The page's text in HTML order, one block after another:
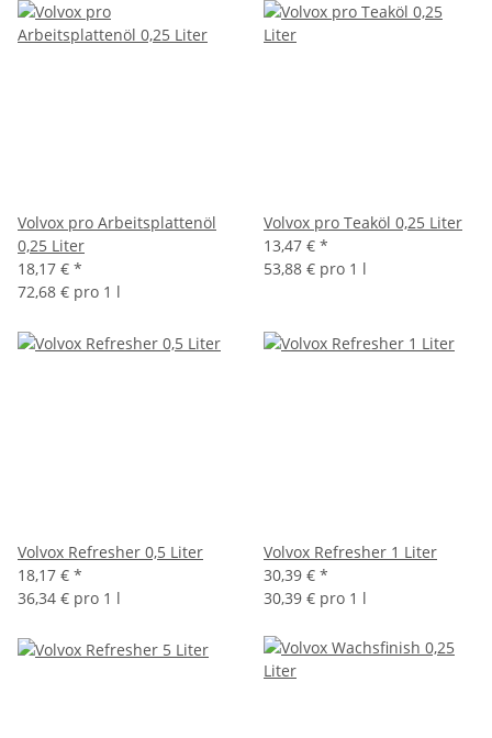
Volvox pro Arbeitsplattenöl
0,25 Liter
18,17 € *
72,68 € pro 1 l
Volvox pro Teaköl 0,25 Liter
13,47 € *
53,88 € pro 1 l
Volvox Refresher 0,5 Liter
18,17 € *
36,34 € pro 1 l
Volvox Refresher 1 Liter
30,39 € *
30,39 € pro 1 l